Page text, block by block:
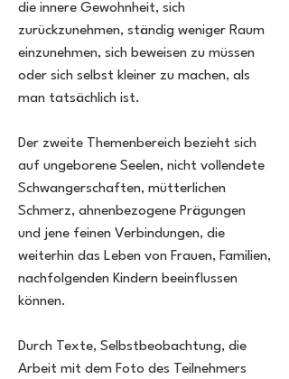
die innere Gewohnheit, sich
zurückzunehmen, ständig weniger Raum
einzunehmen, sich beweisen zu müssen
oder sich selbst kleiner zu machen, als
man tatsächlich ist.
Der zweite Themenbereich bezieht sich
auf ungeborene Seelen, nicht vollendete
Schwangerschaften, mütterlichen
Schmerz, ahnenbezogene Prägungen
und jene feinen Verbindungen, die
weiterhin das Leben von Frauen, Familien,
nachfolgenden Kindern beeinflussen
können.
Durch Texte, Selbstbeobachtung, die
Arbeit mit dem Foto des Teilnehmers